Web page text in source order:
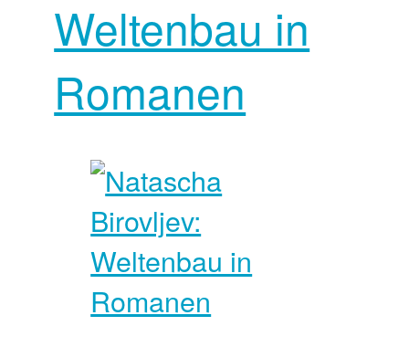
Weltenbau in
Romanen